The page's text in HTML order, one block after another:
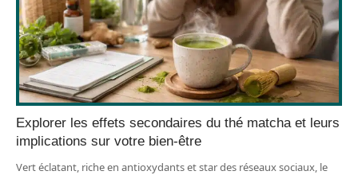
Explorer les effets secondaires du thé matcha et leurs
implications sur votre bien-être
Vert éclatant, riche en antioxydants et star des réseaux sociaux, le